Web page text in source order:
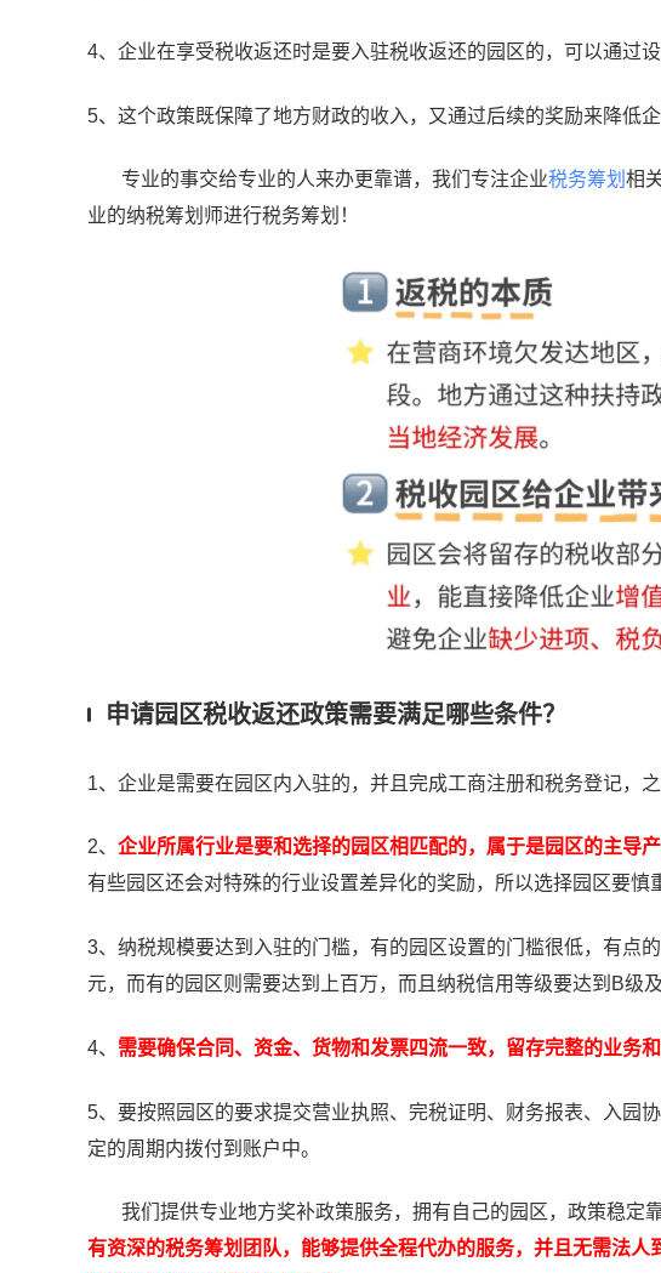
4、企业在享受税收返还时是要入驻税收返还的园区的，可以通过
5、这个政策既保障了地方财政的收入，又通过后续的奖励来降低企
专业的事交给专业的人来办更靠谱，我们专注企业税务筹划 相
业的纳税筹划师进行税务筹划！
申请园区税收返还政策需要满足哪些条件？
1、企业是需要在园区内入驻的，并且完成工商注册和税务登记，
2、 企业所属行业是要和选择的园区相匹配的，属于是园区的主导
有些园区还会对特殊的行业设置差异化的奖励，所以选择园区要慎
3、纳税规模要达到入驻的门槛，有的园区设置的门槛很低，有点
元，而有的园区则需要达到上百万，而且纳税信用等级要达到B级
4、 需要确保合同、资金、货物和发票四流一致，留存完整的业务
5、要按照园区的要求提交营业执照、完税证明、财务报表、入园
定的周期内拨付到账户中。
我们提供专业地方奖补政策服务，拥有自己的园区，政策稳定
有资深的税务筹划团队，能够提供全程代办的服务，并且无需法人